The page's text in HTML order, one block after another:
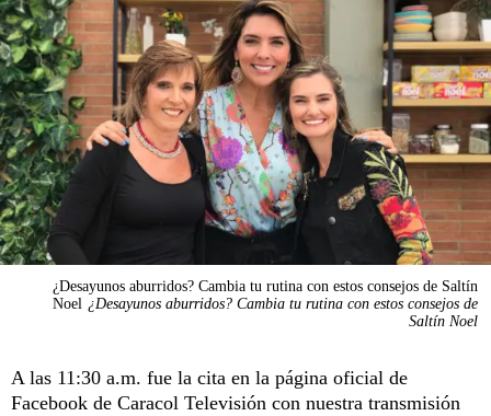
¿Desayunos aburridos? Cambia tu rutina con estos consejos de Saltín
Noel ¿Desayunos aburridos? Cambia tu rutina con estos consejos de
Saltín Noel
A las 11:30 a.m. fue la cita en la página oficial de
Facebook de Caracol Televisión con nuestra transmisión